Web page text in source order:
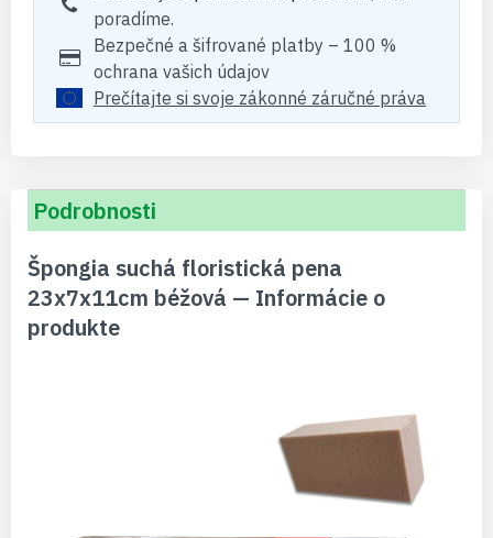
poradíme.
Bezpečné a šifrované platby – 100 %
ochrana vašich údajov
Prečítajte si svoje zákonné záručné práva
Podrobnosti
Špongia suchá floristická pena
23x7x11cm béžová — Informácie o
produkte